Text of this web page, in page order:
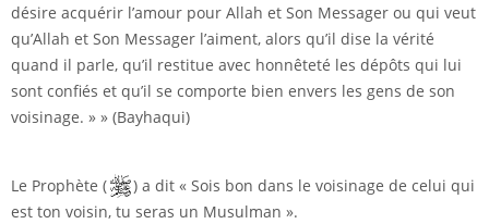
désire acquérir l’amour pour Allah et Son Messager ou qui veut
qu’Allah et Son Messager l’aiment, alors qu’il dise la vérité
quand il parle, qu’il restitue avec honnêteté les dépôts qui lui
sont confiés et qu’il se comporte bien envers les gens de son
voisinage. » » (Bayhaqui)
Le Prophète (
) a dit « Sois bon dans le voisinage de celui qui
est ton voisin, tu seras un Musulman ».